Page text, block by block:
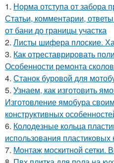
1. Норма отступа от забора
Статьи, комментарии,
от бани до границы участка
2. Листы шифера плоские.
3. Как отреставрировать
Особенности ремонта
4. Станок буровой для
5. Узнаем, как изготовить
Изготовление ямобура
конструктивных
6. Колодезные кольца
использования
7. Монтаж москитной сетки.